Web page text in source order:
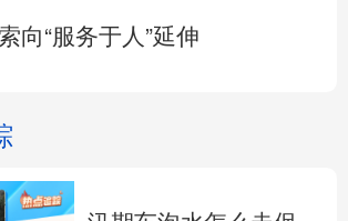
向“服务于人”延伸